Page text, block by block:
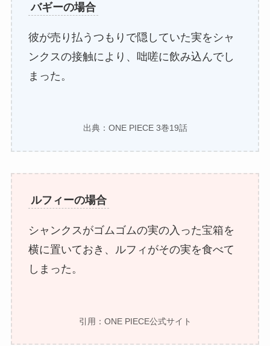
バギーの場合
彼が売り払うつもりで隠していた実をシャ
ンクスの接触により、咄嗟に飲み込んでし
まった。
出典：ONE PIECE 3巻19話
ルフィーの場合
シャンクスがゴムゴムの実の入った宝箱を
横に置いておき、ルフィがその実を食べて
しまった。
引用：ONE PIECE公式サイト